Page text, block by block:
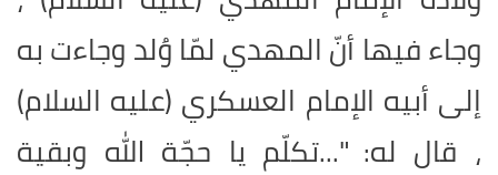
وجاء فيها أنّ المهدي لمّا وُلد وجاءت به
إلى أبيه الإمام العسكري (عليه السلام)
، قال له: "...تكلّم يا حجّة الله وبقية